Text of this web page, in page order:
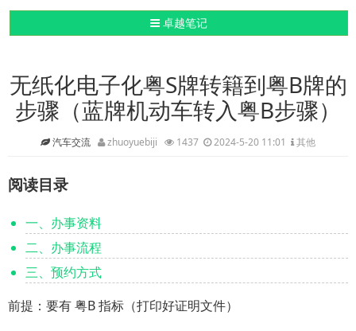
导航切换
卓越笔记
无纸化电子化粤S牌转籍到粤B牌的
步骤（蓝牌机动车转入粤B步骤）
汽车交流 zhuoyuebiji 1437 2024-5-20 11:01 其他
阅读目录
一、办事资料
二、办事流程
三、预约方式
前提：要有 粤B 指标（打印好证明文件）